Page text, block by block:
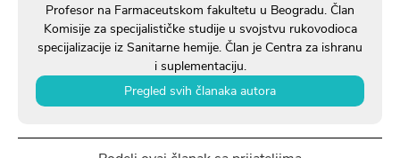
Profesor na Farmaceutskom fakultetu u Beogradu. Član
Komisije za specijalističke studije u svojstvu rukovodioca
specijalizacije iz Sanitarne hemije. Član je Centra za ishranu
i suplementaciju.
Pregled svih članaka autora